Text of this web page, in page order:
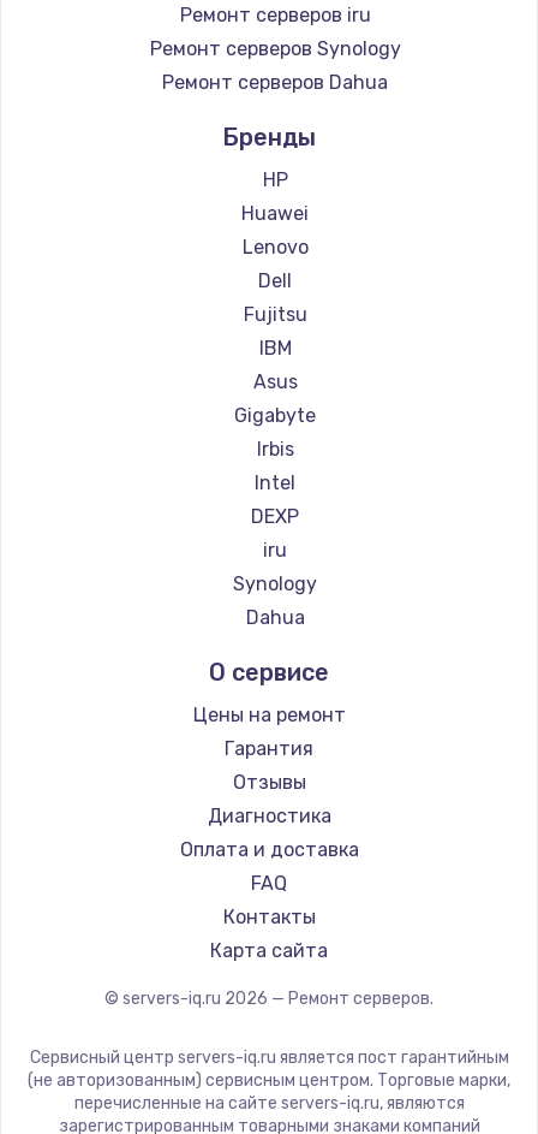
Ремонт серверов iru
Ремонт серверов Synology
Ремонт серверов Dahua
Бренды
HP
Huawei
Lenovo
Dell
Fujitsu
IBM
Asus
Gigabyte
Irbis
Intel
DEXP
iru
Synology
Dahua
О сервисе
Цены на ремонт
Гарантия
Отзывы
Диагностика
Оплата и доставка
FAQ
Контакты
Карта сайта
© servers-iq.ru 2026 — Ремонт серверов.
Сервисный центр servers-iq.ru является пост гарантийным
(не авторизованным) сервисным центром. Торговые марки,
перечисленные на сайте servers-iq.ru, являются
зарегистрированным товарными знаками компаний